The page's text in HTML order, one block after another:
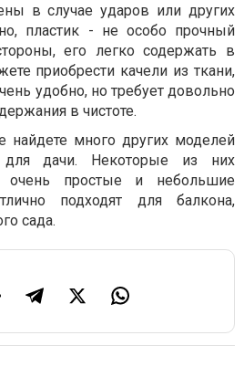
в случае ударов или других
пластик - не особо прочный
его легко содержать в
приобрести качели из ткани,
удобно, но требует довольно
в чистоте.
найдете много других моделей
дачи. Некоторые из них
очень простые и небольшие
подходят для балкона,
сада.